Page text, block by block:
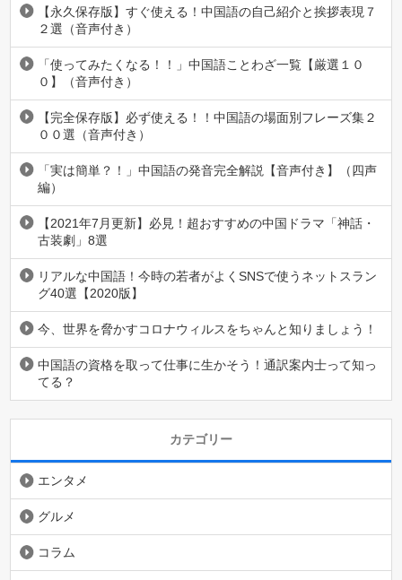
【永久保存版】すぐ使える！中国語の自己紹介と挨拶表現７
２選（音声付き）
「使ってみたくなる！！」中国語ことわざ一覧【厳選１０
０】（音声付き）
【完全保存版】必ず使える！！中国語の場面別フレーズ集２
００選（音声付き）
「実は簡単？！」中国語の発音完全解説【音声付き】（四声
編）
【2021年7月更新】必見！超おすすめの中国ドラマ「神話・
古装劇」8選
リアルな中国語！今時の若者がよくSNSで使うネットスラン
グ40選【2020版】
今、世界を脅かすコロナウィルスをちゃんと知りましょう！
中国語の資格を取って仕事に生かそう！通訳案内士って知っ
てる？
カテゴリー
エンタメ
グルメ
コラム